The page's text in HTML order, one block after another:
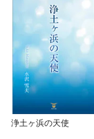
浄土ヶ浜の天使